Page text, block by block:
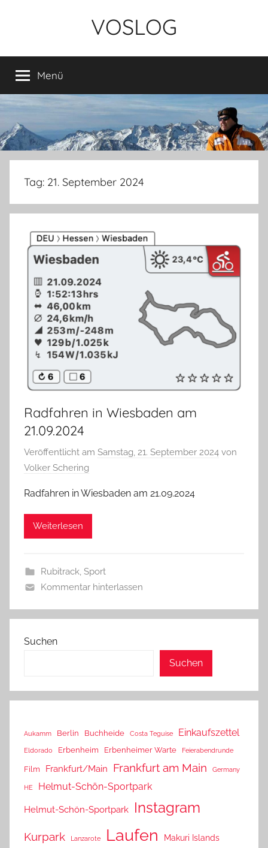
VOSLOG
Menü
Tag: 21. September 2024
Radfahren in Wiesbaden am
21.09.2024
Veröffentlicht am Samstag, 21. September 2024 von
Volker Schering
Radfahren in Wiesbaden am 21.09.2024
Weiterlesen
Rubitrack, Sport
Kommentar hinterlassen
Suchen
Suchen
Aukamm Berlin Buchheide Costa Teguise Einkaufszettel
Eldorado Erbenheim Erbenheimer Warte Feierabendrunde
Film Frankfurt/Main Frankfurt am Main Germany
HE Helmut-Schön-Sportpark
Helmut-Schön-Sportpark Instagram
Kurpark Lanzarote Laufen Makuri Islands